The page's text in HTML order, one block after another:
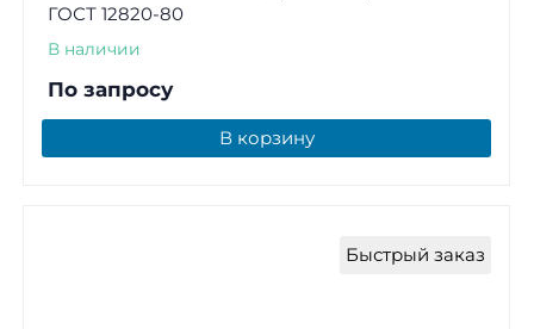
ГОСТ 12820-80
В наличии
По запросу
В корзину
Быстрый заказ